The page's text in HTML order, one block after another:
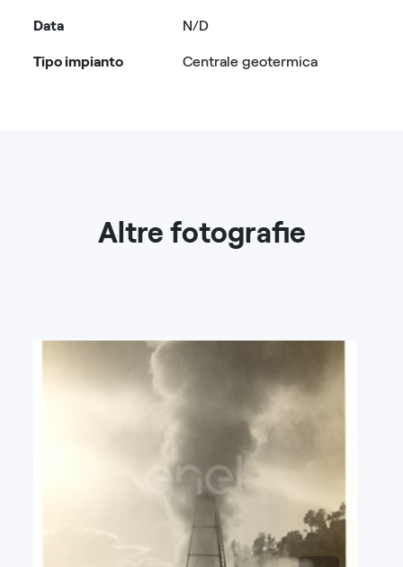
Data
Tipo impianto
N/D
Centrale geotermica
Altre fotografie